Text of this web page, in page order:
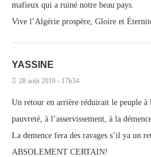
mafieux qui a ruiné notre beau pays.
Vive l’Algérie prospère, Gloire et
YASSINE
28 août 2019 - 17h34
Un retour en arrière réduirait le peuple à
pauvreté, à l’asservissement, à la
La demence fera des ravages s’il ya un
ABSOLEMENT CERTAIN!